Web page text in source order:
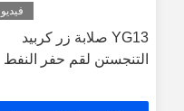
فيديو
YG13 صلابة زر كربيد
التنجستن لقم حفر النفط